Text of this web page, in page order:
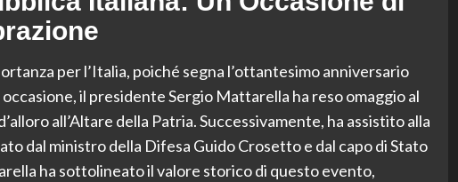
per l’Italia, poiché segna l’ottantesimo anniversario
il presidente Sergio Mattarella ha reso omaggio al
all’Altare della Patria. Successivamente, ha assistito alla
dal ministro della Difesa Guido Crosetto e dal capo di Stato
ha sottolineato il valore storico di questo evento,